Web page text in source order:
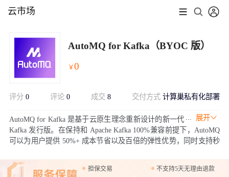
云市场
AutoMQ for Kafka（BYOC 版）
￥0
评分 0 评论 0 成交8 交付方式计算巢私有化部署
展开
AutoMQ for Kafka 是基于云原生理念重新设计的新一代
Kafka 发行版。在保持和 Apache Kafka 100%兼容前提下，AutoMQ
可以为用户提供 50%+ 成本节省以及百倍的弹性优势，同时支持秒
担保交易
不支持5天无理由退款